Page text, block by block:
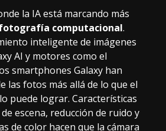
la IA está marcando más
computacional.
inteligente de imágenes
AI y motores como el
smartphones Galaxy han
las fotos más allá de lo que el
puede lograr. Características
escena, reducción de ruido y
de color hacen que la cámara